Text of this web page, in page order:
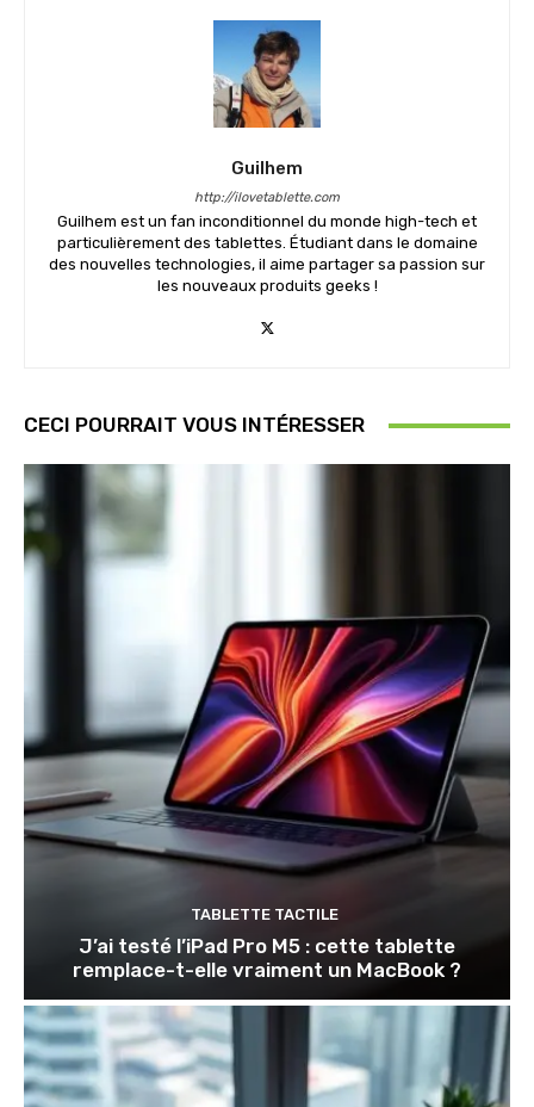
Guilhem
http://ilovetablette.com
Guilhem est un fan inconditionnel du monde high-tech et
particulièrement des tablettes. Étudiant dans le domaine
des nouvelles technologies, il aime partager sa passion sur
les nouveaux produits geeks !
CECI POURRAIT VOUS INTÉRESSER
TABLETTE TACTILE
J’ai testé l’iPad Pro M5 : cette tablette
remplace-t-elle vraiment un MacBook ?